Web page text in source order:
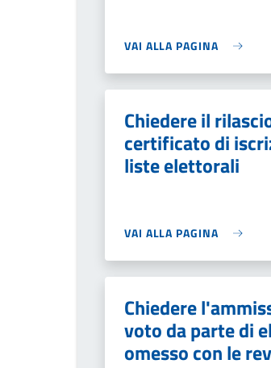
VAI ALLA PAGINA
Chiedere il
certificato di
liste elettorali
VAI ALLA PAGINA
Chiedere
voto da parte di
omesso con le